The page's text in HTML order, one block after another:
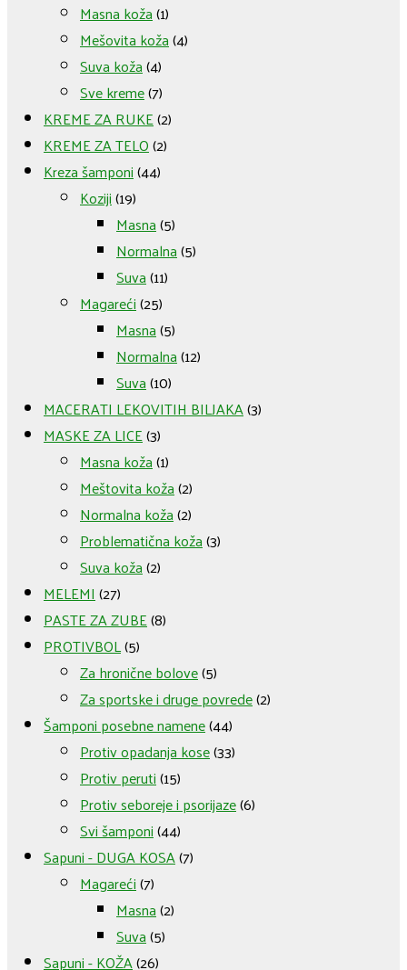
Masna koža(1)
Mešovita koža(4)
Suva koža(4)
Sve kreme(7)
KREME ZA RUKE(2)
KREME ZA TELO(2)
Kreza šamponi(44)
Koziji(19)
Masna(5)
Normalna(5)
Suva(11)
Magareći(25)
Masna(5)
Normalna(12)
Suva(10)
MACERATI LEKOVITIH BILJAKA(3)
MASKE ZA LICE(3)
Masna koža(1)
Meštovita koža(2)
Normalna koža(2)
Problematična koža(3)
Suva koža(2)
MELEMI(27)
PASTE ZA ZUBE(8)
PROTIVBOL(5)
Za hronične bolove(5)
Za sportske i druge povrede(2)
Šamponi posebne namene(44)
Protiv opadanja kose(33)
Protiv peruti(15)
Protiv seboreje i psorijaze(6)
Svi šamponi(44)
Sapuni - DUGA KOSA(7)
Magareći(7)
Masna(2)
Suva(5)
Sapuni - KOŽA(26)